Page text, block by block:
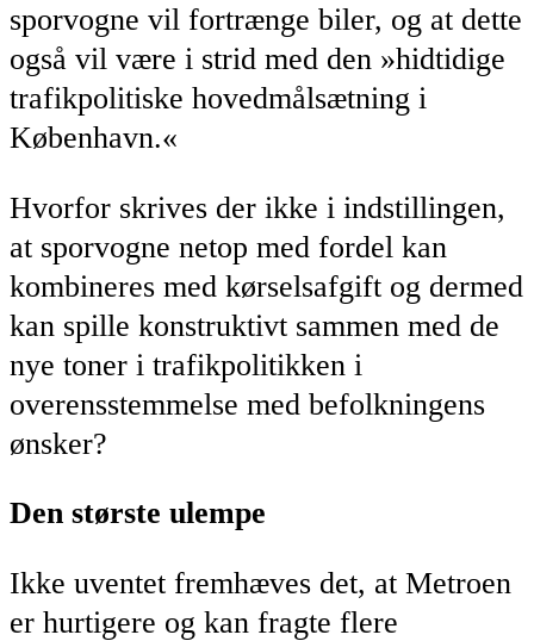
sporvogne vil fortrænge biler, og at dette
også vil være i strid med den »hidtidige
trafikpolitiske hovedmålsætning i
København.«
Hvorfor skrives der ikke i indstillingen,
at sporvogne netop med fordel kan
kombineres med kørselsafgift og dermed
kan spille konstruktivt sammen med de
nye toner i trafikpolitikken i
overensstemmelse med befolkningens
ønsker?
Den største ulempe
Ikke uventet fremhæves det, at Metroen
er hurtigere og kan fragte flere